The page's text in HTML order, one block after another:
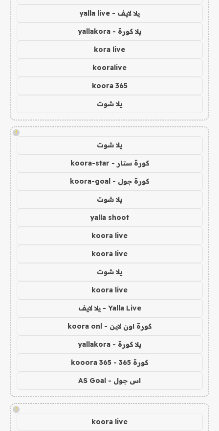
يلا لايف - yalla live
يلا كورة - yallakora
kora live
kooralive
koora 365
يلا شوت
!
يلا شوت
كورة ستار - koora-star
كورة جول - koora-goal
يلا شوت
yalla shoot
koora live
koora live
يلا شوت
koora live
Yalla Live - يلا لايف
كورة اون لاين - koora onl
يلا كورة - yallakora
كورة 365 - kooora 365
اس جول - AS Goal
!
koora live